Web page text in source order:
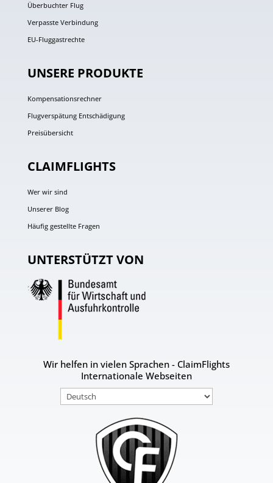
Überbuchter Flug
Verpasste Verbindung
EU-Fluggastrechte
UNSERE PRODUKTE
Kompensationsrechner
Flugverspätung Entschädigung
Preisübersicht
CLAIMFLIGHTS
Wer wir sind
Unserer Blog
Häufig gestellte Fragen
UNTERSTÜTZT VON
Wir helfen in vielen Sprachen - ClaimFlights
Internationale Webseiten
Sprache
auswählen